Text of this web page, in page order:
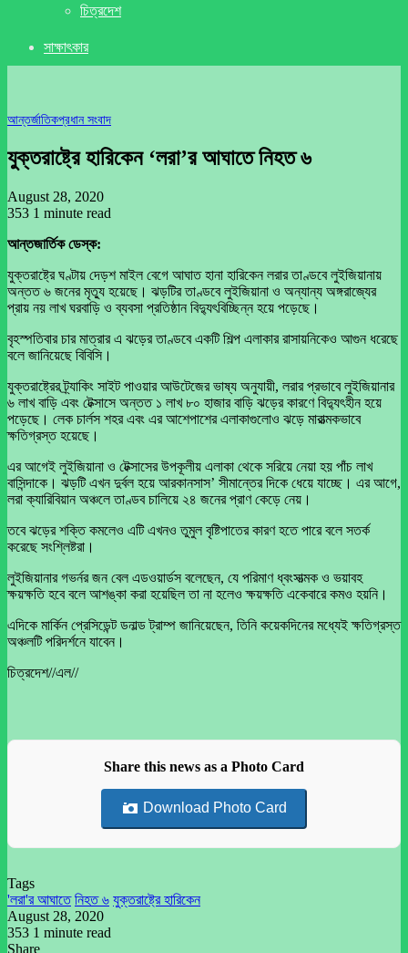
চিত্রদেশ
সাক্ষাৎকার
আন্তর্জাতিকপ্রধান সংবাদ
যুক্তরাষ্ট্রে হারিকেন ‘লরা’র আঘাতে নিহত ৬
August 28, 2020
353 1 minute read
আন্তজার্তিক ডেস্ক:
যুক্তরাষ্ট্রে ঘণ্টায় দেড়শ মাইল বেগে আঘাত হানা হারিকেন লরার তাণ্ডবে লুইজিয়ানায়
অন্তত ৬ জনের মৃত্যু হয়েছে। ঝড়টির তাণ্ডবে লুইজিয়ানা ও অন্যান্য অঙ্গরাজ্যের
প্রায় নয় লাখ ঘরবাড়ি ও ব্যবসা প্রতিষ্ঠান বিদ্যুৎবিচ্ছিন্ন হয়ে পড়েছে।
বৃহস্পতিবার চার মাত্রার এ ঝড়ের তাণ্ডবে একটি শিল্প এলাকার রাসায়নিকেও আগুন ধরেছে
বলে জানিয়েছে বিবিসি।
যুক্তরাষ্ট্রের ট্র্যাকিং সাইট পাওয়ার আউটেজের ভাষ্য অনুযায়ী, লরার প্রভাবে লুইজিয়ানার
৬ লাখ বাড়ি এবং টেক্সাসে অন্তত ১ লাখ ৮০ হাজার বাড়ি ঝড়ের কারণে বিদ্যুৎহীন হয়ে
পড়েছে। লেক চার্লস শহর এবং এর আশেপাশের এলাকাগুলোও ঝড়ে মারাত্মকভাবে
ক্ষতিগ্রস্ত হয়েছে।
এর আগেই লুইজিয়ানা ও টেক্সাসের উপকূলীয় এলাকা থেকে সরিয়ে নেয়া হয় পাঁচ লাখ
বাসিন্দাকে। ঝড়টি এখন দুর্বল হয়ে আরকানসাস’ সীমান্তের দিকে ধেয়ে যাচ্ছে। এর আগে,
লরা ক্যারিবিয়ান অঞ্চলে তাণ্ডব চালিয়ে ২৪ জনের প্রাণ কেড়ে নেয়।
তবে ঝড়ের শক্তি কমলেও এটি এখনও তুমুল বৃষ্টিপাতের কারণ হতে পারে বলে সতর্ক
করেছে সংশ্লিষ্টরা।
লুইজিয়ানার গভর্নর জন বেল এডওয়ার্ডস বলেছেন, যে পরিমাণ ধ্বংসাত্মক ও ভয়াবহ
ক্ষয়ক্ষতি হবে বলে আশঙ্কা করা হয়েছিল তা না হলেও ক্ষয়ক্ষতি একেবারে কমও হয়নি।
এদিকে মার্কিন প্রেসিডেন্ট ডনাল্ড ট্রাম্প জানিয়েছেন, তিনি কয়েকদিনের মধ্যেই ক্ষতিগ্রস্ত
অঞ্চলটি পরিদর্শনে যাবেন।
চিত্রদেশ//এল//
Share this news as a Photo Card
Download Photo Card
Tags
'লরা'র আঘাতে নিহত ৬ যুক্তরাষ্ট্রে হারিকেন
August 28, 2020
353 1 minute read
Share